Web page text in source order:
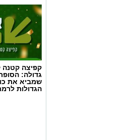
קפיצה קטנה
גדולה:
שמביא את
הגדולות